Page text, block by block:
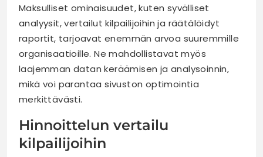
Maksulliset ominaisuudet, kuten syvälliset
analyysit, vertailut kilpailijoihin ja räätälöidyt
raportit, tarjoavat enemmän arvoa suuremmille
organisaatioille. Ne mahdollistavat myös
laajemman datan keräämisen ja analysoinnin,
mikä voi parantaa sivuston optimointia
merkittävästi.
Hinnoittelun vertailu
kilpailijoihin